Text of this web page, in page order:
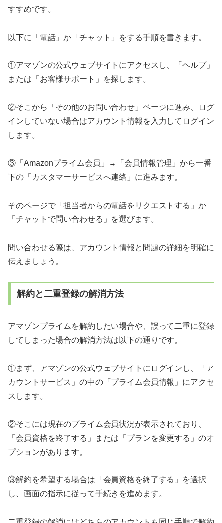
すすめです。
以下に「電話」か「チャット」をする手順を書きます。
①アマゾンの公式ウェブサイトにアクセスし、「ヘルプ」
または「お客様サポート」を探します。
②そこから「その他のお問い合わせ」ページに進み、ログ
インしていない場合はアカウント情報を入力してログイン
します。
③「Amazonプライム会員」→「会員情報管理」から一番
下の「カスタマーサービスへ連絡」に進みます。
そのページで「担当者からの電話をリクエストする」か
「チャットで問い合わせる」を選びます。
問い合わせる際は、アカウント情報と問題の詳細を明確に
伝えましょう。
解約と二重登録の解消方法
アマゾンプライムを解約したい場合や、誤って二重に登録
してしまった場合の解消方法は以下の通りです。
①まず、アマゾンの公式ウェブサイトにログインし、「ア
カウントサービス」の中の「プライム会員情報」にアクセ
スします。
②そこには現在のプライム会員状況が表示されており、
「会員資格を終了する」または「プランを変更する」のオ
プションがあります。
③解約を希望する場合は「会員資格を終了する」を選択
し、画面の指示に従って手続きを進めます。